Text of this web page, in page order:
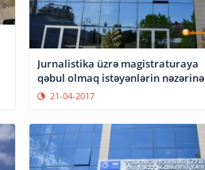
Jurnalistika üzrə magistraturaya
qəbul olmaq istəyənlərin nəzərinə
21-04-2017